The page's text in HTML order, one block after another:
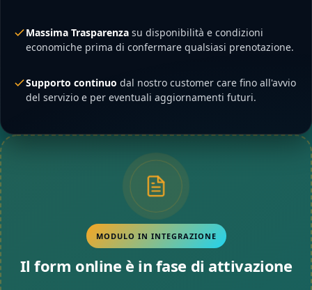
Massima Trasparenza su disponibilità e condizioni
economiche prima di confermare qualsiasi prenotazione.
Supporto continuo dal nostro customer care fino all'avvio
del servizio e per eventuali aggiornamenti futuri.
MODULO IN INTEGRAZIONE
Il form online è in fase di attivazione